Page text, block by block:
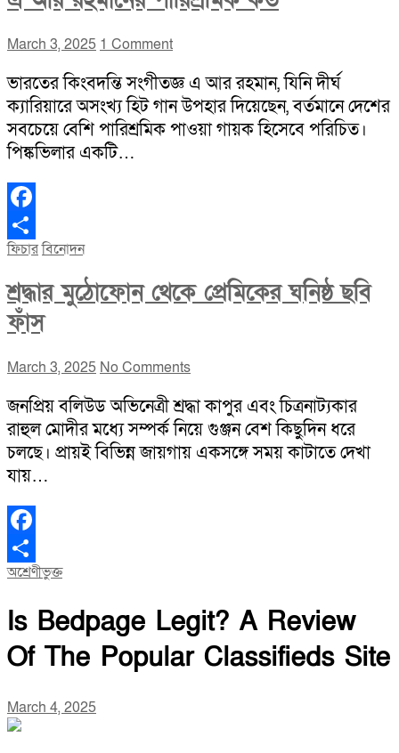
March 3, 2025 1 Comment
ভারতের কিংবদন্তি সংগীতজ্ঞ এ আর রহমান, যিনি দীর্ঘ
ক্যারিয়ারে অসংখ্য হিট গান উপহার দিয়েছেন, বর্তমানে দেশের
সবচেয়ে বেশি পারিশ্রমিক পাওয়া গায়ক হিসেবে পরিচিত।
পিঙ্কভিলার একটি…
Facebook
Share
ফিচারবিনোদন
শ্রদ্ধার মুঠোফোন থেকে প্রেমিকের ঘনিষ্ঠ ছবি
ফাঁস
March 3, 2025 No Comments
জনপ্রিয় বলিউড অভিনেত্রী শ্রদ্ধা কাপুর এবং চিত্রনাট্যকার
রাহুল মোদীর মধ্যে সম্পর্ক নিয়ে গুঞ্জন বেশ কিছুদিন ধরে
চলছে। প্রায়ই বিভিন্ন জায়গায় একসঙ্গে সময় কাটাতে দেখা
যায়…
Facebook
Share
অশ্রেণীভুক্ত
Is Bedpage Legit? A Review
Of The Popular Classifieds Site
March 4, 2025